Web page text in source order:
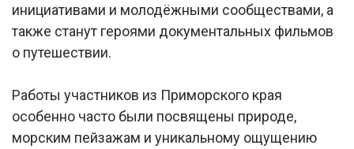
инициативами и молодёжными сообществами, а
также станут героями документальных фильмов
о путешествии.
Работы участников из Приморского края
особенно часто были посвящены природе,
морским пейзажам и уникальному ощущению